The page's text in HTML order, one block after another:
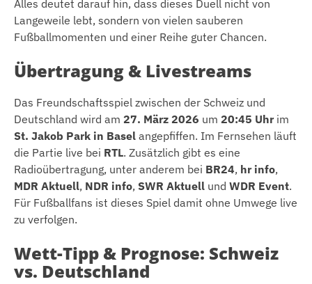
Alles deutet darauf hin, dass dieses Duell nicht von
Langeweile lebt, sondern von vielen sauberen
Fußballmomenten und einer Reihe guter Chancen.
Übertragung & Livestreams
Das Freundschaftsspiel zwischen der Schweiz und
Deutschland wird am 27. März 2026 um 20:45 Uhr im
St. Jakob Park in Basel angepfiffen. Im Fernsehen läuft
die Partie live bei RTL. Zusätzlich gibt es eine
Radioübertragung, unter anderem bei BR24, hr info,
MDR Aktuell, NDR info, SWR Aktuell und WDR Event.
Für Fußballfans ist dieses Spiel damit ohne Umwege live
zu verfolgen.
Wett-Tipp & Prognose: Schweiz
vs. Deutschland